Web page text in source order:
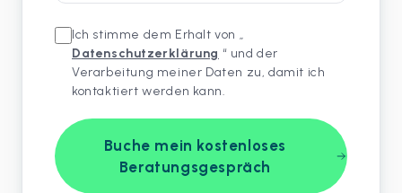
Ich stimme dem Erhalt von „
Datenschutzerklärung “ und der
Verarbeitung meiner Daten zu, damit ich
kontaktiert werden kann.
Buche mein kostenloses
Beratungsgespräch